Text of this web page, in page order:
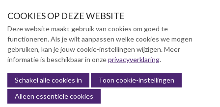
Menu
Over NVBK
NVBK Leden
Lidmaatschap
Kennisbank
COOKIES OP DEZE WEBSITE
Deze website maakt gebruik van cookies om goed te
functioneren. Als je wilt aanpassen welke cookies we mogen
gebruiken, kan je jouw cookie-instellingen wijzigen. Meer
informatie is beschikbaar in onzeprivacyverklaring.
Schakel alle cookies in
Toon cookie-instellingen
Alleen essentiële cookies